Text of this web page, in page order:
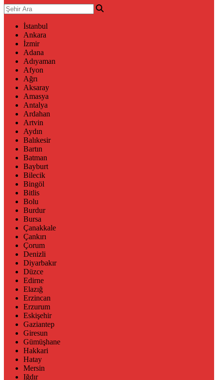
İstanbul
Ankara
İzmir
Adana
Adıyaman
Afyon
Ağrı
Aksaray
Amasya
Antalya
Ardahan
Artvin
Aydın
Balıkesir
Bartın
Batman
Bayburt
Bilecik
Bingöl
Bitlis
Bolu
Burdur
Bursa
Çanakkale
Çankırı
Çorum
Denizli
Diyarbakır
Düzce
Edirne
Elazığ
Erzincan
Erzurum
Eskişehir
Gaziantep
Giresun
Gümüşhane
Hakkari
Hatay
Mersin
Iğdır